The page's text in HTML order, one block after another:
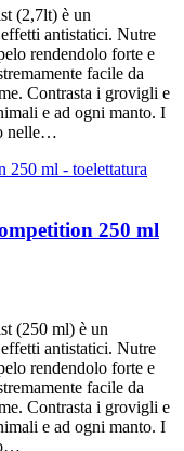
(2,7lt) è un
antistatici. Nutre
rendendolo forte e
facile da
Contrasta i grovigli e
e ad ogni manto. I
nelle…
250 ml
(250 ml) è un
antistatici. Nutre
rendendolo forte e
facile da
Contrasta i grovigli e
e ad ogni manto. I